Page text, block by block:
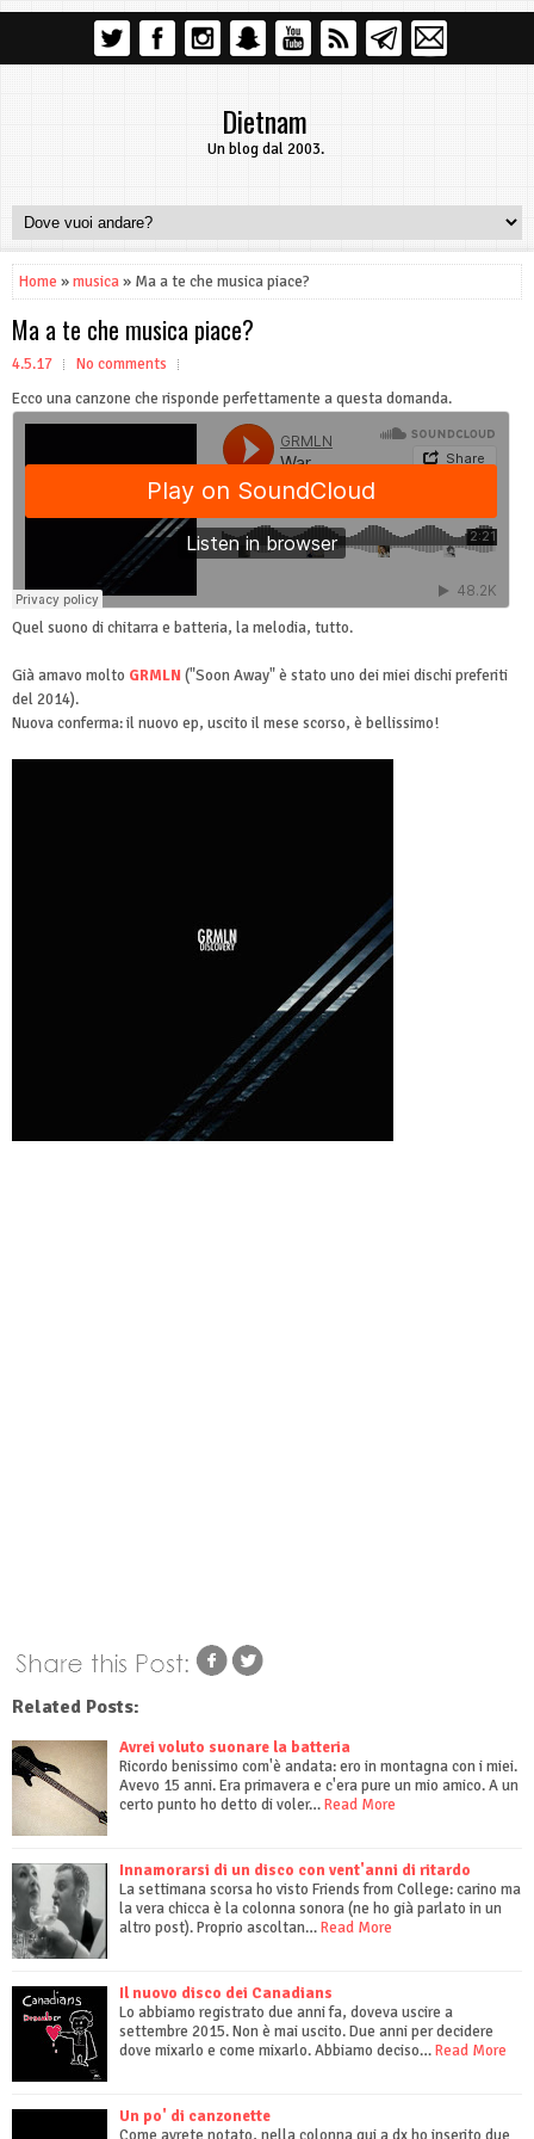
Dietnam
Un blog dal 2003.
Home »musica» Ma a te che musica piace?
Ma a te che musica piace?
4.5.17
No comments
Ecco una canzone che risponde perfettamente a questa domanda.
Quel suono di chitarra e batteria, la melodia, tutto.
Già amavo molto GRMLN ("Soon Away" è stato uno dei miei dischi preferiti
del 2014).
Nuova conferma: il nuovo ep, uscito il mese scorso, è bellissimo!
Related Posts:
Avrei voluto suonare la batteria
Ricordo benissimo com'è andata: ero in montagna con i miei.
Avevo 15 anni. Era primavera e c'era pure un mio amico. A un
certo punto ho detto di voler…Read More
Innamorarsi di un disco con vent'anni di ritardo
La settimana scorsa ho visto Friends from College: carino ma
la vera chicca è la colonna sonora (ne ho già parlato in un
altro post). Proprio ascoltan…Read More
Il nuovo disco dei Canadians
Lo abbiamo registrato due anni fa, doveva uscire a
settembre 2015. Non è mai uscito. Due anni per decidere
dove mixarlo e come mixarlo. Abbiamo deciso…Read More
Un po' di canzonette